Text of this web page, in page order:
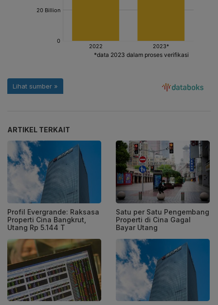
ARTIKEL TERKAIT
Profil Evergrande: Raksasa
Properti Cina Bangkrut,
Utang Rp 5.144 T
Satu per Satu Pengembang
Properti di Cina Gagal
Bayar Utang